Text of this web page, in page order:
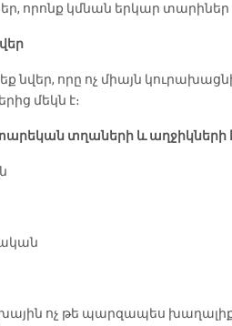
որոնք կմնան երկար տարիներ
նվեր, որը ոչ միայն
մեկն է։
տղաների և
ոչ թե պարզապես